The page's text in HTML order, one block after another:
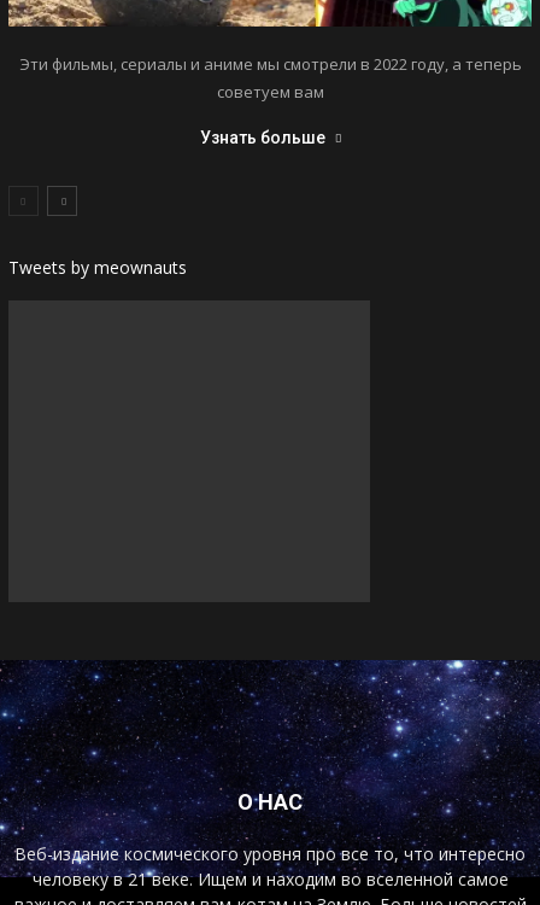
Эти фильмы, сериалы и аниме мы смотрели в 2022 году, а теперь
советуем вам
Узнать больше
Tweets by meownauts
О НАС
Веб-издание космического уровня про все то, что интересно
человеку в 21 веке. Ищем и находим во вселенной самое